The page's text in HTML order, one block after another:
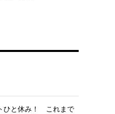
ひと休み！ これまで